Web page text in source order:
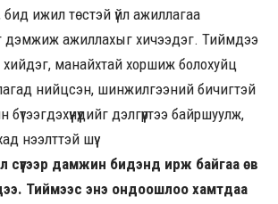
ижил төстэй үйл ажиллагаа
дэмжиж ажиллахыг хичээдэг. Тиймдээ
хийдэг, манайхтай хоршиж болохуйц
нийцсэн, шинжилгээний бичигтэй
дэлгүүртээ байршуулж,
нээлттэй шүү.
сүүгээр дамжин бидэнд ирж байгаа өв
Тиймээс энэ ондоошлоо хамтдаа